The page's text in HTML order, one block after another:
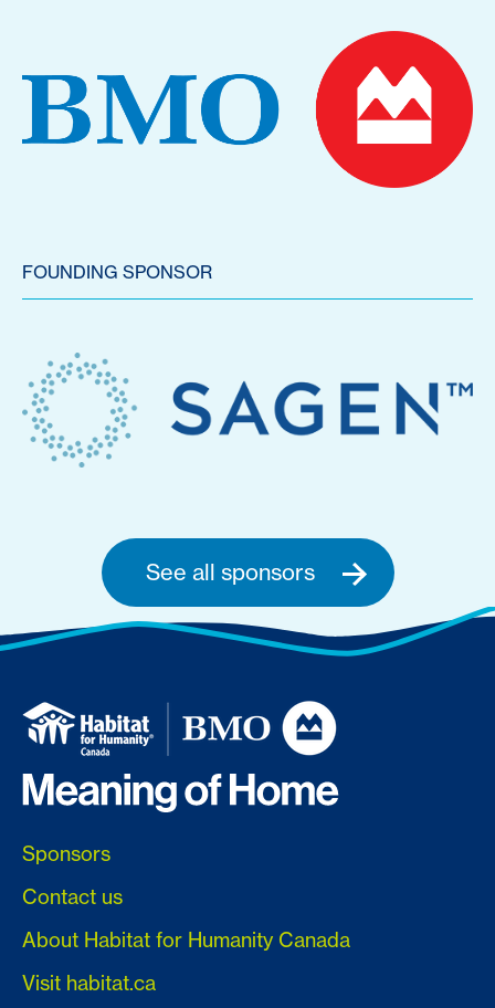
FOUNDING SPONSOR
See all sponsors
Sponsors
Contact us
About Habitat for Humanity Canada
Visit habitat.ca